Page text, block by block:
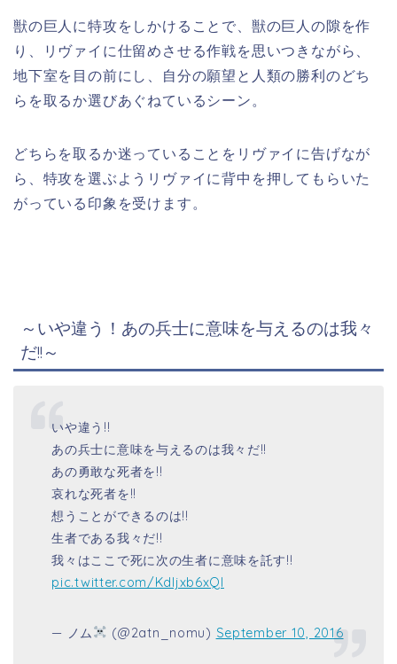
獣の巨人に特攻をしかけることで、獣の巨人の隙を作
り、リヴァイに仕留めさせる作戦を思いつきながら、
地下室を目の前にし、自分の願望と人類の勝利のどち
らを取るか選びあぐねているシーン。
どちらを取るか迷っていることをリヴァイに告げなが
ら、特攻を選ぶようリヴァイに背中を押してもらいた
がっている印象を受けます。
～いや違う！あの兵士に意味を与えるのは我々
だ!!～
いや違う!!
あの兵士に意味を与えるのは我々だ!!
あの勇敢な死者を!!
哀れな死者を!!
想うことができるのは!!
生者である我々だ!!
我々はここで死に次の生者に意味を託す!!
pic.twitter.com/Kdljxb6xQI
— ノム (@2atn_nomu) September 10, 2016